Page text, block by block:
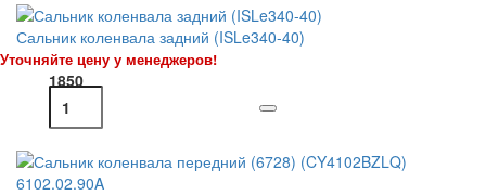
Сальник коленвала задний (ISLe340-40)
Уточняйте цену у менеджеров!
1850